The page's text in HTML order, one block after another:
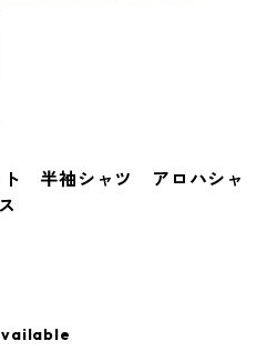
ト 半袖シャツ アロハシャ